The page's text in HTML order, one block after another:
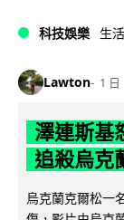
科技娛樂 生
Lawton 1 日
澤連斯基
追殺烏克
烏克蘭克爾松一